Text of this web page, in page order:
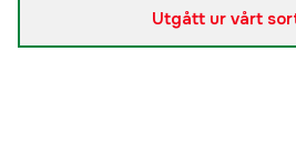
Utgått ur vårt